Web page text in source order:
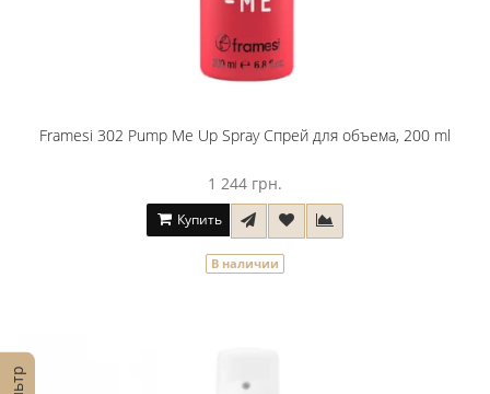
Framesi 302 Pump Me Up Spray Спрей для объема, 200 ml
1 244 грн.
Купить
В наличии